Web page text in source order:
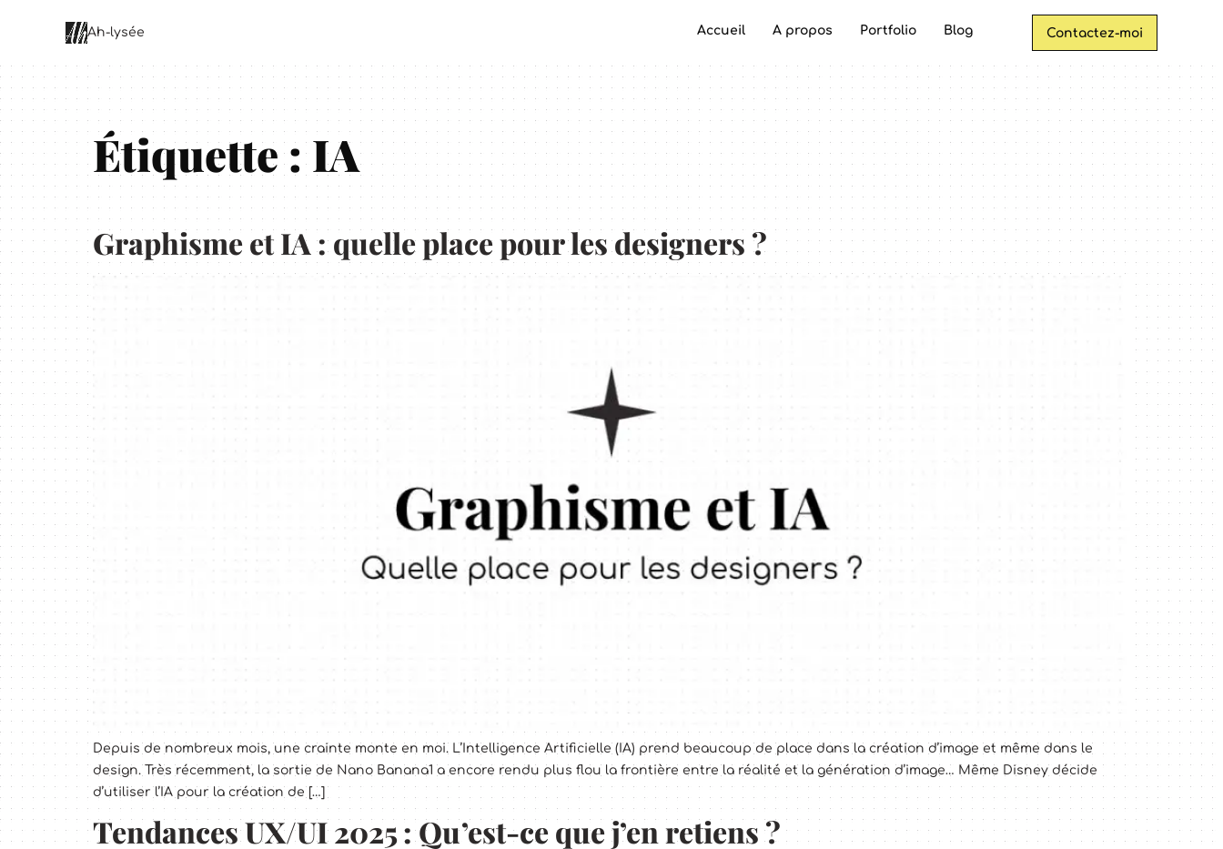
Ah-lysée
Accueil A propos Portfolio Blog Contactez-moi
Étiquette :IA
Graphisme et IA : quelle place pour les designers ?
Depuis de nombreux mois, une crainte monte en moi. L’Intelligence Artificielle (IA) prend beaucoup de place dans la création d’image et même dans le
design. Très récemment, la sortie de Nano Banana1 a encore rendu plus flou la frontière entre la réalité et la génération d’image… Même Disney décide
d’utiliser l’IA pour la création de […]
Tendances UX/UI 2025 : Qu’est-ce que j’en retiens ?